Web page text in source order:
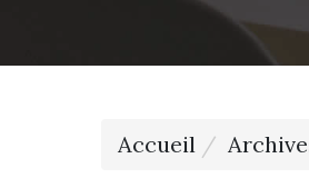
Accueil